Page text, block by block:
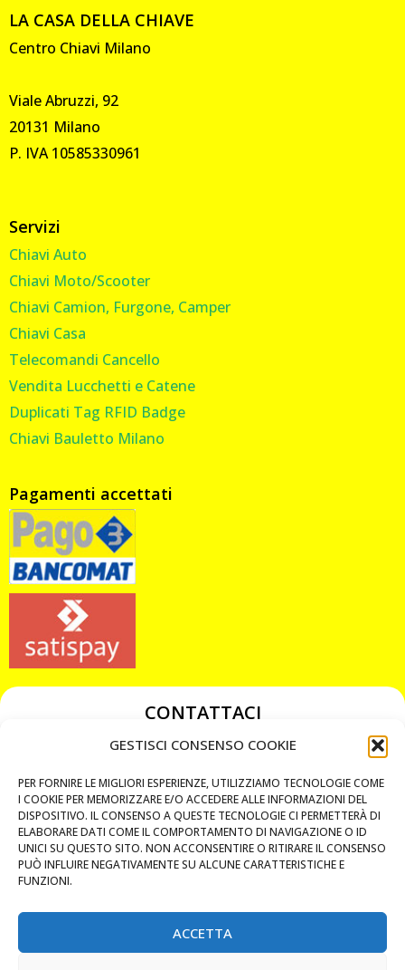
GESTISCI CONSENSO COOKIE
PER FORNIRE LE MIGLIORI ESPERIENZE, UTILIZZIAMO TECNOLOGIE COME
I COOKIE PER MEMORIZZARE E/O ACCEDERE ALLE INFORMAZIONI DEL
DISPOSITIVO. IL CONSENSO A QUESTE TECNOLOGIE CI PERMETTERÀ DI
ELABORARE DATI COME IL COMPORTAMENTO DI NAVIGAZIONE O ID
UNICI SU QUESTO SITO. NON ACCONSENTIRE O RITIRARE IL CONSENSO
PUÒ INFLUIRE NEGATIVAMENTE SU ALCUNE CARATTERISTICHE E
FUNZIONI.
ACCETTA
LA CASA DELLA CHIAVE
Centro Chiavi Milano
Viale Abruzzi, 92
20131 Milano
P. IVA 10585330961
Servizi
Chiavi Auto
Chiavi Moto/Scooter
Chiavi Camion, Furgone, Camper
Chiavi Casa
Telecomandi Cancello
Vendita Lucchetti e Catene
Duplicati Tag RFID Badge
Chiavi Bauletto Milano
Pagamenti accettati
CONTATTACI
349 3863811
chiavicodificate@gmail.com
Privacy Policy
Cookie Policy
MAPS